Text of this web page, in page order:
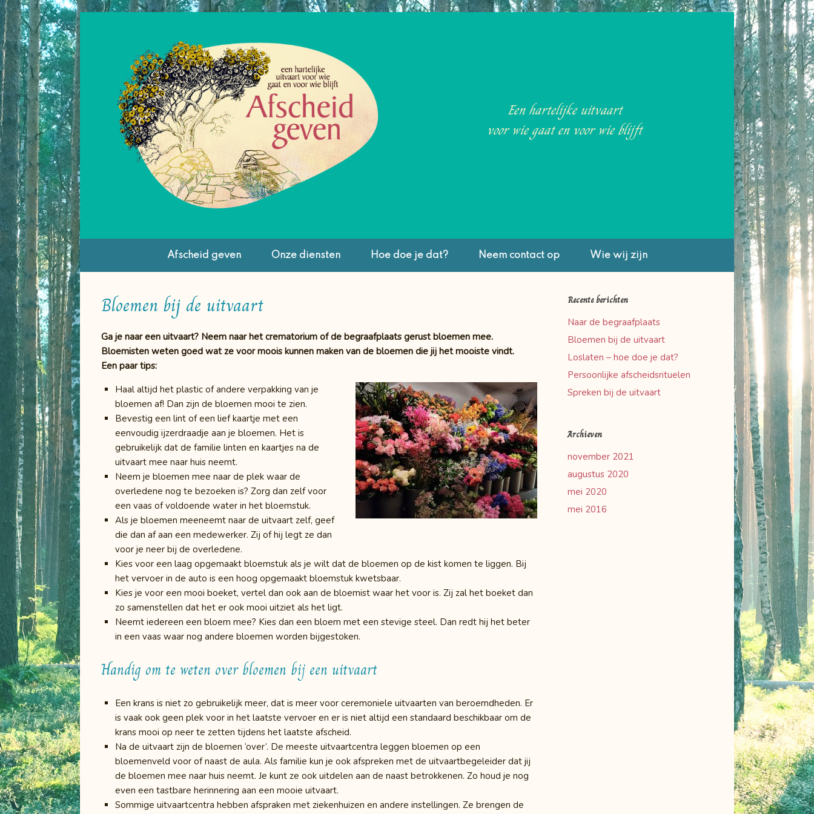
Ga
naar
inhoud
Een hartelijke uitvaart
voor wie gaat en voor wie blijft
Afscheid geven Onze diensten Hoe doe je dat? Neem contact op Wie wij zijn
Bloemen bij de uitvaart
Ga je naar een uitvaart? Neem naar het crematorium of de begraafplaats gerust bloemen mee.
Bloemisten weten goed wat ze voor moois kunnen maken van de bloemen die jij het mooiste vindt.
Een paar tips:
Haal altijd het plastic of andere verpakking van je
bloemen af! Dan zijn de bloemen mooi te zien.
Bevestig een lint of een lief kaartje met een
eenvoudig ijzerdraadje aan je bloemen. Het is
gebruikelijk dat de familie linten en kaartjes na de
uitvaart mee naar huis neemt.
Neem je bloemen mee naar de plek waar de
overledene nog te bezoeken is? Zorg dan zelf voor
een vaas of voldoende water in het bloemstuk.
Als je bloemen meeneemt naar de uitvaart zelf, geef
die dan af aan een medewerker. Zij of hij legt ze dan
voor je neer bij de overledene.
Kies voor een laag opgemaakt bloemstuk als je wilt dat de bloemen op de kist komen te liggen. Bij
het vervoer in de auto is een hoog opgemaakt bloemstuk kwetsbaar.
Kies je voor een mooi boeket, vertel dan ook aan de bloemist waar het voor is. Zij zal het boeket dan
zo samenstellen dat het er ook mooi uitziet als het ligt.
Neemt iedereen een bloem mee? Kies dan een bloem met een stevige steel. Dan redt hij het beter
in een vaas waar nog andere bloemen worden bijgestoken.
Handig om te weten over bloemen bij een uitvaart
Een krans is niet zo gebruikelijk meer, dat is meer voor ceremoniele uitvaarten van beroemdheden. Er
is vaak ook geen plek voor in het laatste vervoer en er is niet altijd een standaard beschikbaar om de
krans mooi op neer te zetten tijdens het laatste afscheid.
Na de uitvaart zijn de bloemen ‘over’. De meeste uitvaartcentra leggen bloemen op een
bloemenveld voor of naast de aula. Als familie kun je ook afspreken met de uitvaartbegeleider dat jij
de bloemen mee naar huis neemt. Je kunt ze ook uitdelen aan de naast betrokkenen. Zo houd je nog
even een tastbare herinnering aan een mooie uitvaart.
Sommige uitvaartcentra hebben afspraken met ziekenhuizen en andere instellingen. Ze brengen de
Recente berichten
Naar de begraafplaats
Bloemen bij de uitvaart
Loslaten – hoe doe je dat?
Persoonlijke afscheidsrituelen
Spreken bij de uitvaart
Archieven
november 2021
augustus 2020
mei 2020
mei 2016